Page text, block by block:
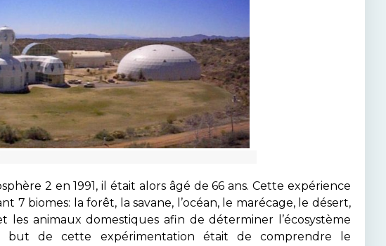
2 en 1991, il était alors âgé de 66 ans. Cette expérience
biomes: la forêt, la savane, l’océan, le marécage, le désert,
animaux domestiques afin de déterminer l’écosystème
de cette expérimentation était de comprendre le